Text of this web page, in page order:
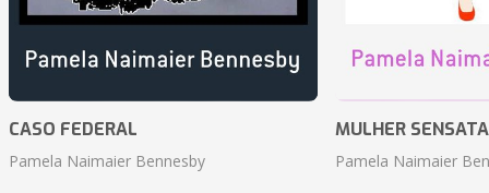
CASO FEDERAL
Pamela Naimaier Bennesby
MULHER SENSATA
Pamela Naimaier